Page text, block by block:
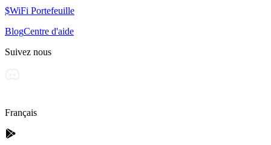
$WiFi Portefeuille
BlogCentre d'aide
Suivez nous
Français